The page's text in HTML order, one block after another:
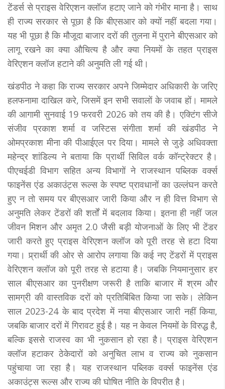
टेंडर्स से प्राइस वेरिएशन क्लॉज हटाए जाने को गंभीर माना है। साथ
ही राज्य सरकार से पूछा है कि बीएसआर को क्यों नहीं बदला गया।
यह भी पूछा है कि मौजूदा बाजार दरों की तुलना में पुराने बीएसआर को
लागू रखने का क्या औचित्य है और क्या नियमों के तहत प्राइस
वेरिएशन क्लॉज हटाने की अनुमति ली गई थी।
खंडपीठ ने कहा कि राज्य सरकार अपने जिम्मेदार अधिकारी के जरिए
हलफनामा दाखिल करे, जिसमें इन सभी सवालों के जवाब हों। मामले
की आगामी सुनवाई 19 फरवरी 2026 को तय की है। एक्टिंग सीजे
संजीव प्रकाश शर्मा व जस्टिस संगीता शर्मा की खंडपीठ ने
ओमप्रकाश मीना की पीआईएल पर दिया। मामले से जुड़े अधिवक्ता
महेन्द्र शांडिल्य ने बताया कि प्रार्थी सिविल वर्क कॉन्ट्रेक्टर है।
पीएचईडी विभाग सहित अन्य विभागों ने राजस्थान पब्लिक वर्क्स
फाइनेंस एंड अकाउंट्स रूल्स के स्पष्ट प्रावधानों का उल्लंघन करते
हुए न तो समय पर बीएसआर जारी किया और न ही वित्त विभाग से
अनुमति लेकर टेंडरों की शर्तों में बदलाव किया। इतना ही नहीं जल
जीवन मिशन और अमृत 2.0 जैसी बड़ी योजनाओं के लिए भी टेंडर
जारी करते हुए प्राइस वेरिएशन क्लॉज को पूरी तरह से हटा दिया
गया। प्र्रार्थी की ओर से आरोप लगाया कि कई नए टेंडरों में प्राइस
वेरिएशन क्लॉज को पूरी तरह से हटाया है। जबकि नियमानुसार हर
साल बीएसआर का पुनरीक्षण जरूरी है ताकि बाजार में श्रम और
सामग्री की वास्तविक दरों को प्रतिबिंबित किया जा सके। लेकिन
साल 2023-24 के बाद प्रदेश में नया बीएसआर जारी नहीं किया,
जबकि बाजार दरों में गिरावट हुई है। यह न केवल नियमों के विरुद्ध है,
बल्कि इससे राजस्व का भी नुकसान हो रहा है। प्राइस वेरिएशन
क्लॉज हटाकर ठेकेदारों को अनुचित लाभ व राज्य को नुकसान
पहुंचाया जा रहा है। यह राजस्थान पब्लिक वर्क्स फाइनेंस एंड
अकाउंट्स रूल्स और राज्य की घोषित नीति के विपरीत है।